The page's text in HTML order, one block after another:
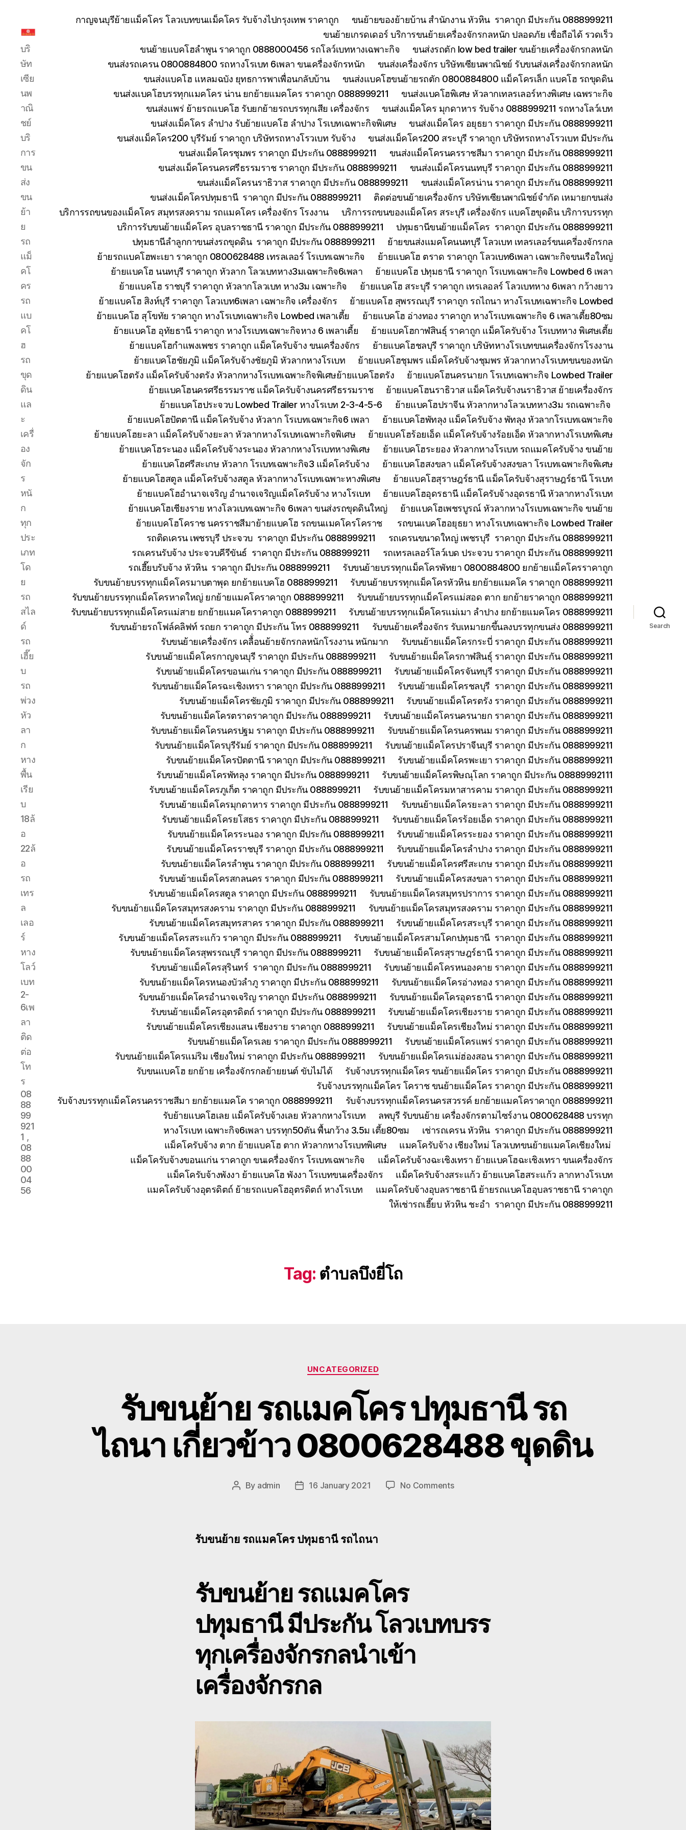
ขน
ย้าย
รถ
โฮ
ทั่ว
ประเทศ.com
บริ
ษัท
เซีย
นพ
าณิ
ชย์
บริ
การ
ขน
ส่ง
ขน
ย้า
ย
รถ
แม็
คโ
คร
รถ
แบ
คโ
ฮ
รถ
ขุด
ดิน
แล
ะ
เครื่
อง
จัก
ร
หนั
ก
ทุก
ประ
เภท
โด
ย
รถ
สไล
ด์
รถ
เฮี๊ย
บ
รถ
พ่วง
หัว
ลา
ก
หาง
พื้น
เรีย
บ
18ล้
อ
22ล้
อ
รถ
เทร
ล
เลอ
ร์
หาง
โลว์
เบท
2-
6เพ
ลา
ติด
ต่อ
โท
ร
08
88
99
921
1 ,
08
88
00
04
56
กาญจนบุรีย้ายแม็คโคร โลวเบทขนแม็คโคร รับจ้างไปกรุงเทพ ราคาถูก
ขนย้ายของย้ายบ้าน สำนักงาน หัวหิน ราคาถูก มีประกัน 0888999211
ขนย้ายเกรดเดอร์ บริการขนย้ายเครื่องจักรกลหนัก ปลอดภัย เชื่อถือได้ รวดเร็ว
ขนย้ายแบคโฮลำพูน ราคาถูก 0888000456 รถโลว์เบทหางเฉพาะกิจ
ขนส่งรถตัก low bed trailer ขนย้ายเครื่องจักรกลหนัก
ขนส่งรถเครน 0800884800 รถหางโรเบท 6เพลา ขนเครื่องจักรหนัก
ขนส่งเครื่องจักร บริษัทเซียนพาณิชย์ รับขนส่งเครื่องจักรกลหนัก
ขนส่งแบคโฮ แหลมฉบัง ยุทธการพาเพื่อนกลับบ้าน
ขนส่งแบคโฮขนย้ายรถตัก 0800884800 แม็คโครเล็ก แบคโฮ รถขุดดิน
ขนส่งแบคโฮบรรทุกแมคโคร น่าน ยกย้ายแมคโคร ราคาถูก 0888999211
ขนส่งแบคโฮพิเศษ หัวลากเทลรเลอร์หางพิเศษ เฉพราะกิจ
ขนส่งแพร่ ย้ายรถแบคโฮ รับยกย้ายรถบรรทุกเสีย เครื่องจักร
ขนส่งแม็คโคร มุกดาหาร รับจ้าง 0888999211 รถหางโลว์เบท
ขนส่งแม็คโคร ลำปาง รับย้ายแบคโฮ ลำปาง โรเบทเฉพาะกิจพิเศษ
ขนส่งแม็คโคร อยุธยา ราคาถูก มีประกัน 0888999211
ขนส่งแม็คโคร200 บุรีรัมย์ ราคาถูก บริษัทรถหางโรวเบท รับจ้าง
ขนส่งแม็คโคร200 สระบุรี ราคาถูก บริษัทรถหางโรวเบท มีประกัน
ขนส่งแม็คโครชุมพร ราคาถูก มีประกัน 0888999211
ขนส่งแม็คโครนครราชสีมา ราคาถูก มีประกัน 0888999211
ขนส่งแม็คโครนครศรีธรรมราช ราคาถูก มีประกัน 0888999211
ขนส่งแม็คโครนนทบุรี ราคาถูก มีประกัน 0888999211
ขนส่งแม็คโครนราธิวาส ราคาถูก มีประกัน 0888999211
ขนส่งแม็คโครน่าน ราคาถูก มีประกัน 0888999211
ขนส่งแม็คโครปทุมธานี ราคาถูก มีประกัน 0888999211
ติดต่อขนย้ายเครื่องจักร บริษัทเซียนพาณิชย์จำกัด เหมายกขนส่ง
บริการรถขนของแม็คโคร สมุทรสงคราม รถแมคโคร เครื่องจักร โรงงาน
บริการรถขนของแม็คโคร สระบุรี เครื่องจักร แบคโฮขุดดิน บริการบรรทุก
บริการรับขนย้ายแม็คโคร อุบลราชธานี ราคาถูก มีประกัน 0888999211
ปทุมธานีขนย้ายแม็คโคร ราคาถูก มีประกัน 0888999211
ปทุมธานีลำลูกกาขนส่งรถขุดดิน ราคาถูก มีประกัน 0888999211
ย้ายขนส่งแมคโคนนทบุรี โลวเบท เทลรเลอร์ขนเครี่องจักรกล
ย้ายรถแบคโฮพะเยา ราคาถูก 0800628488 เทรลเลอร์ โรเบทเฉพาะกิจ
ย้ายแบคโฮ ตราด ราคาถูก โลวเบท6เพลา เฉพาะกิจขนเรือใหญ่
ย้ายแบคโฮ นนทบุรี ราคาถูก หัวลาก โลวเบทหาง3มเฉพาะกิจ6เพลา
ย้ายแบคโฮ ปทุมธานี ราคาถูก โรเบทเฉพาะกิจ Lowbed 6 เพลา
ย้ายแบคโฮ ราชบุรี ราคาถูก หัวลากโลวเบท หาง3ม เฉพาะกิจ
ย้ายแบคโฮ สระบุรี ราคาถูก เทรเลอลร์ โลวเบทหาง 6เพลา กว้างยาว
ย้ายแบคโฮ สิงห์บุรี ราคาถูก โลวเบท6เพลา เฉพาะกิจ เครื่องจักร
ย้ายแบคโฮ สุพรรณบุรี ราคาถูก รถไถนา หางโรเบทเฉพาะกิจ Lowbed
ย้ายแบคโฮ สุโขทัย ราคาถูก หางโรเบทเฉพาะกิจ Lowbed เพลาเตี้ย
ย้ายแบคโฮ อ่างทอง ราคาถูก หางโรเบทเฉพาะกิจ 6 เพลาเตี้ย80ซม
ย้ายแบคโฮ อุทัยธานี ราคาถูก หางโรเบทเฉพาะกิจหาง 6 เพลาเตี้ย
ย้ายแบคโฮกาฬสินธุ์ ราคาถูก แม็คโครับจ้าง โรเบทหาง พิเศษเตี้ย
ย้ายแบคโฮกำแพงเพชร ราคาถูก แม็คโครับจ้าง ขนเครื่องจักร
ย้ายแบคโฮชลบุรี ราคาถูก บริษัทหางโรเบทขนเครื่องจักรโรงงาน
ย้ายแบคโฮชัยภูมิ แม็คโครับจ้างชัยภูมิ หัวลากหางโรเบท
ย้ายแบคโฮชุมพร แม็คโครับจ้างชุมพร หัวลากหางโรเบทขนของหนัก
ย้ายแบคโฮตรัง แม็คโครับจ้างตรัง หัวลากหางโรเบทเฉพาะกิจพิเศษย้ายแบคโฮตรัง
ย้ายแบคโฮนครนายก โรเบทเฉพาะกิจ Lowbed Trailer
ย้ายแบคโฮนครศรีธรรมราช แม็คโครับจ้างนครศรีธรรมราช
ย้ายแบคโฮนราธิวาส แม็คโครับจ้างนราธิวาส ย้ายเครื่องจักร
ย้ายแบคโฮประจวบ Lowbed Trailer หางโรเบท 2-3-4-5-6
ย้ายแบคโฮปราจีน หัวลากหางโลวเบทหาง3ม รถเฉพาะกิจ
ย้ายแบคโฮปัตตานี แม็คโครับจ้าง หัวลาก โรเบทเฉพาะกิจ6 เพลา
ย้ายแบคโฮพัทลุง แม็คโครับจ้าง พัทลุง หัวลากโรเบทเฉพาะกิจ
ย้ายแบคโฮยะลา แม็คโครับจ้างยะลา หัวลากหางโรเบทเฉพาะกิจพิเศษ
ย้ายแบคโฮร้อยเอ็ด แม็คโครับจ้างร้อยเอ็ด หัวลากหางโรเบทพิเศษ
ย้ายแบคโฮระนอง แม็คโครับจ้างระนอง หัวลากหางโรเบทหางพิเศษ
ย้ายแบคโฮระยอง หัวลากหางโรเบท รถแมคโครับจ้าง ขนย้าย
ย้ายแบคโฮศรีสะเกษ หัวลาก โรเบทเฉพาะกิจ3 แม็คโครับจ้าง
ย้ายแบคโฮสงขลา แม็คโครับจ้างสงขลา โรเบทเฉพาะกิจพิเศษ
ย้ายแบคโฮสตูล แม็คโครับจ้างสตูล หัวลากหางโรเบทเฉพาะหางพิเศษ
ย้ายแบคโฮสุราษฎร์ธานี แม็คโครับจ้างสุราษฎร์ธานี โรเบท
ย้ายแบคโฮอำนาจเจริญ อำนาจเจริญแม็คโครับจ้าง หางโรเบท
ย้ายแบคโฮอุดรธานี แม็คโครับจ้างอุดรธานี หัวลากหางโรเบท
ย้ายแบคโฮเชียงราย หางโลวเบทเฉพาะกิจ 6เพลา ขนส่งรถขุดดินใหญ่
ย้ายแบคโฮเพชรบูรณ์ หัวลากหางโรเบทเฉพาะกิจ ขนย้าย
ย้ายแบคโฮโคราช นครราชสีมาย้ายแบคโฮ รถขนแมคโครโคราช
รถขนแบคโฮอยุธยา หางโรเบทเฉพาะกิจ Lowbed Trailer
รถติดเครน เพชรบุรี ประจวบ ราคาถูก มีประกัน 0888999211
รถเครนขนาดใหญ่ เพชรบุรี ราคาถูก มีประกัน 0888999211
รถเครนรับจ้าง ประจวบคีรีขันธ์ ราคาถูก มีประกัน 0888999211
รถเทรลเลอร์โลว์เบด ประจวบ ราคาถูก มีประกัน 0888999211
รถเฮี๊ยบรับจ้าง หัวหิน ราคาถูก มีประกัน 0888999211
รับขนย้ายบรรทุกแม็คโครพัทยา 0800884800 ยกย้ายแม็คโครราคาถูก
รับขนย้ายบรรทุกแม็คโครมาบตาพุด ยกย้ายแบคโฮ 0888999211
รับขนย้ายบรรทุกแม็คโครหัวหิน ยกย้ายแมคโค ราคาถูก 0888999211
รับขนย้ายบรรทุกแม็คโครหาดใหญ่ ยกย้ายแมคโคราคาถูก 0888999211
รับขนย้ายบรรทุกแม็คโครแม่สอด ตาก ยกย้ายราคาถูก 0888999211
รับขนย้ายบรรทุกแม็คโครแม่สาย ยกย้ายแมคโคราคาถูก 0888999211
รับขนย้ายบรรทุกแม็คโครแม่เมา ลำปาง ยกย้ายแมคโคร 0888999211
รับขนย้ายรถโฟล์คลิฟท์ รถยก ราคาถูก มีประกัน โทร 0888999211
รับขนย้ายเครื่องจักร รับเหมายกขึ้นลงบรรทุกขนส่ง 0888999211
รับขนย้ายเครื่องจักร เคลื้่อนย้ายจักรกลหนักโรงงาน หนักมาก
รับขนย้ายแม็คโครกระบี่ ราคาถูก มีประกัน 0888999211
รับขนย้ายแม็คโครกาญจนบุรี ราคาถูก มีประกัน 0888999211
รับขนย้ายแม็คโครกาฬสินธุ์ ราคาถูก มีประกัน 0888999211
รับขนย้ายแม็คโครขอนแก่น ราคาถูก มีประกัน 0888999211
รับขนย้ายแม็คโครจันทบุรี ราคาถูก มีประกัน 0888999211
รับขนย้ายแม็คโครฉะเชิงเทรา ราคาถูก มีประกัน 0888999211
รับขนย้ายแม็คโครชลบุรี ราคาถูก มีประกัน 0888999211
รับขนย้ายแม็คโครชัยภูมิ ราคาถูก มีประกัน 0888999211
รับขนย้ายแม็คโครตรัง ราคาถูก มีประกัน 0888999211
รับขนย้ายแม็คโครตราดราคาถูก มีประกัน 0888999211
รับขนย้ายแม็คโครนครนายก ราคาถูก มีประกัน 0888999211
รับขนย้ายแม็คโครนครปฐม ราคาถูก มีประกัน 0888999211
รับขนย้ายแม็คโครนครพนม ราคาถูก มีประกัน 0888999211
รับขนย้ายแม็คโครบุรีรัมย์ ราคาถูก มีประกัน 0888999211
รับขนย้ายแม็คโครปราจีนบุรี ราคาถูก มีประกัน 0888999211
รับขนย้ายแม็คโครปัตตานี ราคาถูก มีประกัน 0888999211
รับขนย้ายแม็คโครพะเยา ราคาถูก มีประกัน 0888999211
รับขนย้ายแม็คโครพัทลุง ราคาถูก มีประกัน 0888999211
รับขนย้ายแม็คโครพิษณุโลก ราคาถูก มีประกัน 08889992111
รับขนย้ายแม็คโครภูเก็ต ราคาถูก มีประกัน 0888999211
รับขนย้ายแม็คโครมหาสารคาม ราคาถูก มีประกัน 0888999211
รับขนย้ายแม็คโครมุกดาหาร ราคาถูก มีประกัน 0888999211
รับขนย้ายแม็คโครยะลา ราคาถูก มีประกัน 0888999211
รับขนย้ายแม็คโครยโสธร ราคาถูก มีประกัน 0888999211
รับขนย้ายแม็คโครร้อยเอ็ด ราคาถูก มีประกัน 0888999211
รับขนย้ายแม็คโครระนอง ราคาถูก มีประกัน 0888999211
รับขนย้ายแม็คโครระยอง ราคาถูก มีประกัน 0888999211
รับขนย้ายแม็คโครราชบุรี ราคาถูก มีประกัน 0888999211
รับขนย้ายแม็คโครลำปาง ราคาถูก มีประกัน 0888999211
รับขนย้ายแม็คโครลำพูน ราคาถูก มีประกัน 0888999211
รับขนย้ายแม็คโครศรีสะเกษ ราคาถูก มีประกัน 0888999211
รับขนย้ายแม็คโครสกลนคร ราคาถูก มีประกัน 0888999211
รับขนย้ายแม็คโครสงขลา ราคาถูก มีประกัน 0888999211
รับขนย้ายแม็คโครสตูล ราคาถูก มีประกัน 0888999211
รับขนย้ายแม็คโครสมุทรปราการ ราคาถูก มีประกัน 0888999211
รับขนย้ายแม็คโครสมุทรสงคราม ราคาถูก มีประกัน 0888999211
รับขนย้ายแม็คโครสมุทรสงคราม ราคาถูก มีประกัน 0888999211
รับขนย้ายแม็คโครสมุทรสาคร ราคาถูก มีประกัน 0888999211
รับขนย้ายแม็คโครสระบุรี ราคาถูก มีประกัน 0888999211
รับขนย้ายแม็คโครสระแก้ว ราคาถูก มีประกัน 0888999211
รับขนย้ายแม็คโครสามโคกปทุมธานี ราคาถูก มีประกัน 0888999211
รับขนย้ายแม็คโครสุพรรณบุรี ราคาถูก มีประกัน 0888999211
รับขนย้ายแม็คโครสุราษฎร์ธานี ราคาถูก มีประกัน 0888999211
รับขนย้ายแม็คโครสุรินทร์ ราคาถูก มีประกัน 0888999211
รับขนย้ายแม็คโครหนองคาย ราคาถูก มีประกัน 0888999211
รับขนย้ายแม็คโครหนองบัวลำภู ราคาถูก มีประกัน 0888999211
รับขนย้ายแม็คโครอ่างทอง ราคาถูก มีประกัน 0888999211
รับขนย้ายแม็คโครอำนาจเจริญ ราคาถูก มีประกัน 0888999211
รับขนย้ายแม็คโครอุดรธานี ราคาถูก มีประกัน 0888999211
รับขนย้ายแม็คโครอุตรดิตถ์ ราคาถูก มีประกัน 0888999211
รับขนย้ายแม็คโครเชียงราย ราคาถูก มีประกัน 0888999211
รับขนย้ายแม็คโครเชียงแสน เชียงราย ราคาถูก 0888999211
รับขนย้ายแม็คโครเชียงใหม่ ราคาถูก มีประกัน 0888999211
รับขนย้ายแม็คโครเลย ราคาถูก มีประกัน 0888999211
รับขนย้ายแม็คโครแพร่ ราคาถูก มีประกัน 0888999211
รับขนย้ายแม็คโครแม่ริม เชียงใหม่ ราคาถูก มีประกัน 0888999211
รับขนย้ายแม็คโครแม่ฮ่องสอน ราคาถูก มีประกัน 0888999211
รับขนแบคโฮ ยกย้าย เครื่องจักรกลย้ายยนต์ ขับไม่ได้
รับจ้างบรรทุกแม็คโคร ขนย้ายแม็คโคร ราคาถูก มีประกัน 0888999211
รับจ้างบรรทุกแม็คโคร โคราช ขนย้ายแม็คโคร ราคาถูก มีประกัน 0888999211
รับจ้างบรรทุกแม็คโครนครราชสีมา ยกย้ายแมคโค ราคาถูก 0888999211
รับจ้างบรรทุกแม็คโครนครสวรรค์ ยกย้ายแมคโคราคาถูก 0888999211
รับย้ายแบคโฮเลย แม็คโครับจ้างเลย หัวลากหางโรเบท
ลพบุรี รับขนย้าย เครื่องจักรตามไซร์งาน 0800628488 บรรทุก
หางโรเบท เฉพาะกิจ6เพลา บรรทุก50ตัน พื้นกว้าง 3.5ม เตี้ย80ซม
เช่ารถเครน หัวหิน ราคาถูก มีประกัน 0888999211
แม็คโครับจ้าง ตาก ย้ายแบคโฮ ตาก หัวลากหางโรเบทพิเศษ
แมคโครับจ้าง เชียงใหม่ โลวเบทขนย้ายแมคโคเชียงใหม่
แม็คโครับจ้างขอนแก่น ราคาถูก ขนเครื่องจักร โรเบทเฉพาะกิจ
แม็คโครับจ้างฉะเชิงเทรา ย้ายแบคโฮฉะเชิงเทรา ขนเครื่องจักร
แม็คโครับจ้างพังงา ย้ายแบคโฮ พังงา โรเบทขนเครื่องจักร
แม็คโครับจ้างสระแก้ว ย้ายแบคโฮสระแก้ว ลากหางโรเบท
แมคโครับจ้างอุตรดิตถ์ ย้ายรถแบคโฮอุตรดิตถ์ หางโรเบท
แมคโครับจ้างอุบลราชธานี ย้ายรถแบคโฮอุบลราชธานี ราคาถูก
ให้เช่ารถเฮี๊ยบ หัวหิน ชะอำ ราคาถูก มีประกัน 0888999211
Search
Tag: ตำบลบึงยี่โถ
Categories
UNCATEGORIZED
รับขนย้าย รถแมคโคร ปทุมธานี รถ
ไถนา เกี่ยวข้าว 0800628488 ขุดดิน
Post
By admin
Post16 January 2021 No Commentson
0800628488
ขุด
รับขนย้าย รถแมคโคร ปทุมธานี รถไถนา
รับขนย้าย รถแมคโคร
ปทุมธานี มีประกัน โลวเบทบรร
ทุกเครื่องจักรกลนำเข้า
เครื่องจักรกล